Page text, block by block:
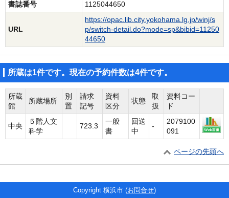
書誌番号
1125044650
URL
https://opac.lib.city.yokohama.lg.jp/winj/s
p/switch-detail.do?mode=sp&bibid=11250
44650
所蔵は1件です。現在の予約件数は4件です。
所蔵
館
所蔵場所
別
置
請求
記号
資料
区分
状態
取
扱
資料コー
ド
中央
５階人文
科学
723.3
一般
書
回送
中
-
2079100
091
ページの先頭へ
Copyright 横浜市 (お問合せ)